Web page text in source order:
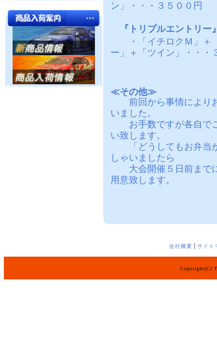
ン」・・・３５００円
『トリプルエントリー
・「イチロクＭ」＋
ー」＋「ツイン」・・・
≪その他≫
前回から事情によりお
いました。
お手数ですが各自でご
い致します。
「どうしてもお弁当が
しゃいましたら
大会開催 ５日前まで
用意致します。
会社概要 サイト
Copyright(C)